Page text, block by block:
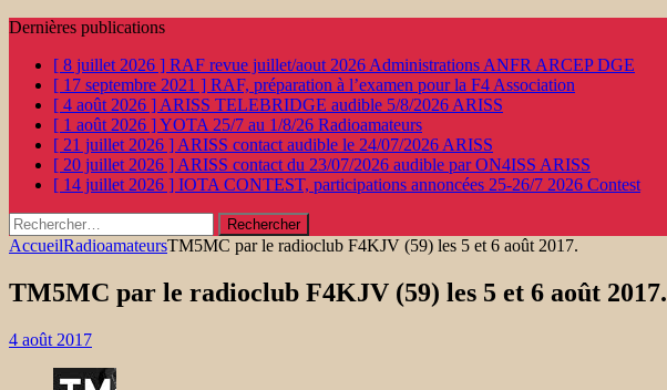
Dernières publications
[ 8 juillet 2026 ] RAF revue juillet/aout 2026 Administrations ANFR ARCEP DGE
[ 17 septembre 2021 ] RAF, préparation à l’examen pour la F4 Association
[ 4 août 2026 ] ARISS TELEBRIDGE audible 5/8/2026 ARISS
[ 1 août 2026 ]YOTA 25/7 au 1/8/26 Radioamateurs
[ 21 juillet 2026 ] ARISS contact audible le 24/07/2026 ARISS
[ 20 juillet 2026 ] ARISS contact du 23/07/2026 audible par ON4ISS ARISS
[ 14 juillet 2026 ] IOTA CONTEST, participations annoncées 25-26/7 2026 Contest
Rechercher :
AccueilRadioamateursTM5MC par le radioclub F4KJV (59) les 5 et 6 août 2017.
TM5MC par le radioclub F4KJV (59) les 5 et 6 août 2017.
4 août 2017